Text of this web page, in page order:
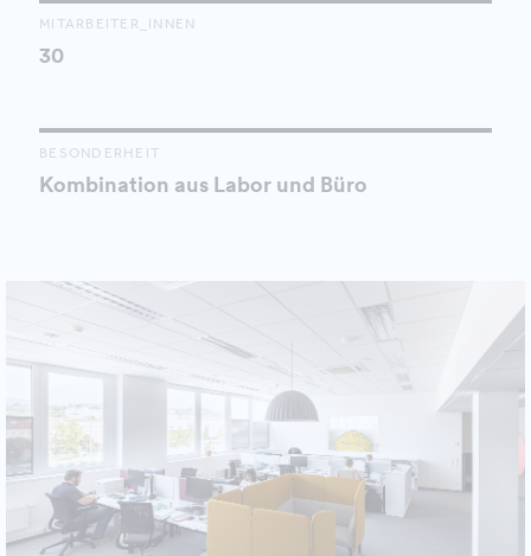
MITARBEITER_INNEN
30
BESONDERHEIT
Kombination aus Labor und Büro